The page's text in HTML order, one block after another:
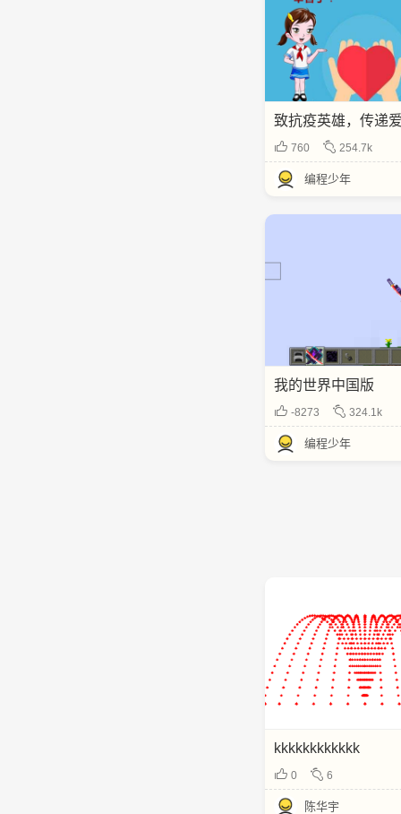
致抗疫英雄，传递
760 254.7k
编程少年
我的世界中国版
-8273 324.1k
编程少年
kkkkkkkkkkkk
0 6
陈华宇